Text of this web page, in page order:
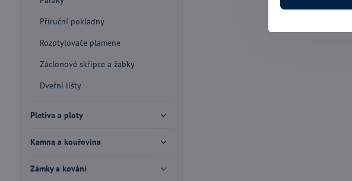
Příruční pokladny
Rozptylovače plamene
Záclonové skřipce a žabky
Dveřní lišty
Pletiva a ploty
Kamna a kouřovina
Zámky a kování